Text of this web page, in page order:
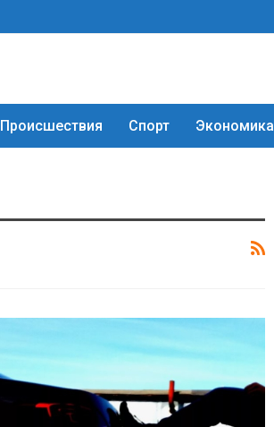
Происшествия Спорт Экономика